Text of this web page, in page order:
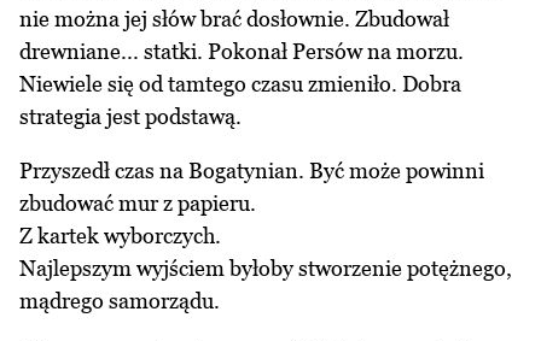
nie można jej słów brać dosłownie. Zbudował
drewniane... statki. Pokonał Persów na morzu.
Niewiele się od tamtego czasu zmieniło. Dobra
strategia jest podstawą.
Przyszedł czas na Bogatynian. Być może powinni
zbudować mur z papieru.
Z kartek wyborczych.
Najlepszym wyjściem byłoby stworzenie potężnego,
mądrego samorządu.